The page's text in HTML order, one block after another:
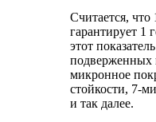
Считается,
гарантирует 1
этот
подверженных
микронное
стойкости, 7-
и так далее.